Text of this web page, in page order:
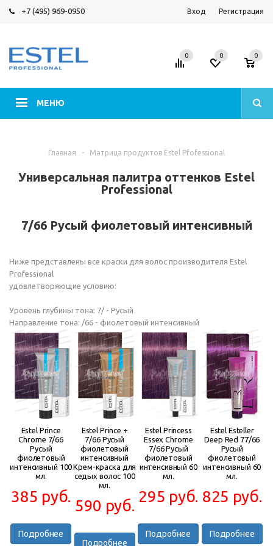
+7 (495) 969-0950 Вход Регистрация
МЕНЮ
0 0 0
Главная - Матрица продуктов Estel Pfofessional
Универсальная палитра оттенков Estel
Professional
7/66 Русый фиолетовый интенсивный
Ниже представлены все краски для волос производителя Estel
Professional
удовлетворяющие условию:
Уровень глубины тона: 7/ - Русый
Направление тона: /66 - фиолетовый интенсивный
Estel Prince
Chrome 7/66
Русый
фиолетовый
интенсивный 100
мл.
385 руб.
Подробнее
Estel Prince +
7/66 Русый
фиолетовый
интенсивный
Крем-краска для
седых волос 100
мл.
590 руб.
Подробнее
Estel Princess
Essex Chrome
7/66 Русый
фиолетовый
интенсивный 60
мл.
295 руб.
Подробнее
Estel Esteller
Deep Red 77/66
Русый
фиолетовый
интенсивный 60
мл.
825 руб.
Подробнее